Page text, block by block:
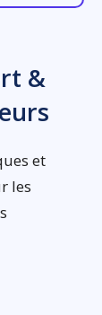
&
et
les